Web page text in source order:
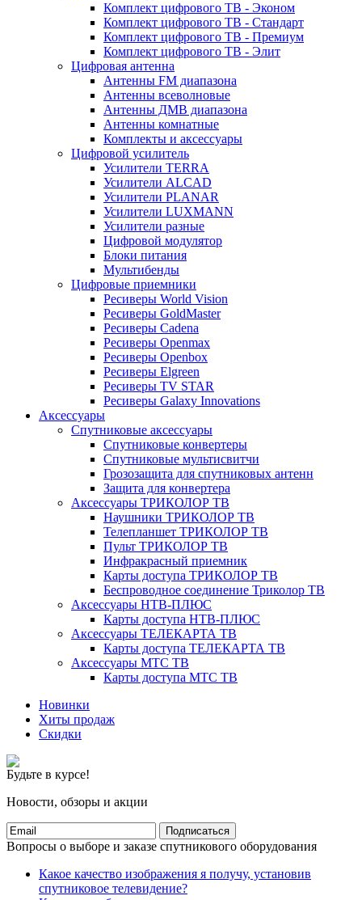
Комплект цифрового ТВ - Эконом
Комплект цифрового ТВ - Стандарт
Комплект цифрового ТВ - Премиум
Комплект цифрового ТВ - Элит
Цифровая антенна
Антенны FM диапазона
Антенны всеволновые
Антенны ДМВ диапазона
Антенны комнатные
Комплекты и аксессуары
Цифровой усилитель
Усилители TERRA
Усилители ALCAD
Усилители PLANAR
Усилители LUXMANN
Усилители разные
Цифровой модулятор
Блоки питания
Мультибенды
Цифровые приемники
Ресиверы World Vision
Ресиверы GoldMaster
Ресиверы Cadena
Ресиверы Openmax
Ресиверы Openbox
Ресиверы Elgreen
Ресиверы TV STAR
Ресиверы Galaxy Innovations
Аксессуары
Спутниковые аксессуары
Спутниковые конвертеры
Спутниковые мультисвитчи
Грозозащита для спутниковых антенн
Защита для конвертера
Аксессуары ТРИКОЛОР ТВ
Наушники ТРИКОЛОР ТВ
Телепланшет ТРИКОЛОР ТВ
Пульт ТРИКОЛОР ТВ
Инфракрасный приемник
Карты доступа ТРИКОЛОР ТВ
Беспроводное соединение Триколор ТВ
Аксессуары НТВ-ПЛЮС
Карты доступа НТВ-ПЛЮС
Аксессуары ТЕЛЕКАРТА ТВ
Карты доступа ТЕЛЕКАРТА ТВ
Аксессуары МТС ТВ
Карты доступа МТС ТВ
Новинки
Хиты продаж
Скидки
Будьте в курсе!
Новости, обзоры и акции
Подписаться
Вопросы о выборе и заказе спутникового оборудования
Какое качество изображения я получу, установив
спутниковое телевидение?